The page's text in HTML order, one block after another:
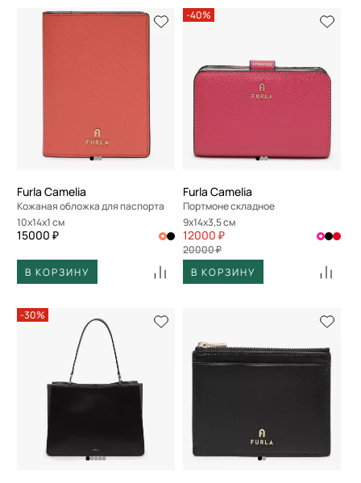
Furla Camelia
Кожаная обложка для паспорта
10x14x1 см
15000 ₽
В КОРЗИНУ
-40%
Furla Camelia
Портмоне складное
9x14x3,5 см
12000 ₽
20000 ₽
В КОРЗИНУ
-30%